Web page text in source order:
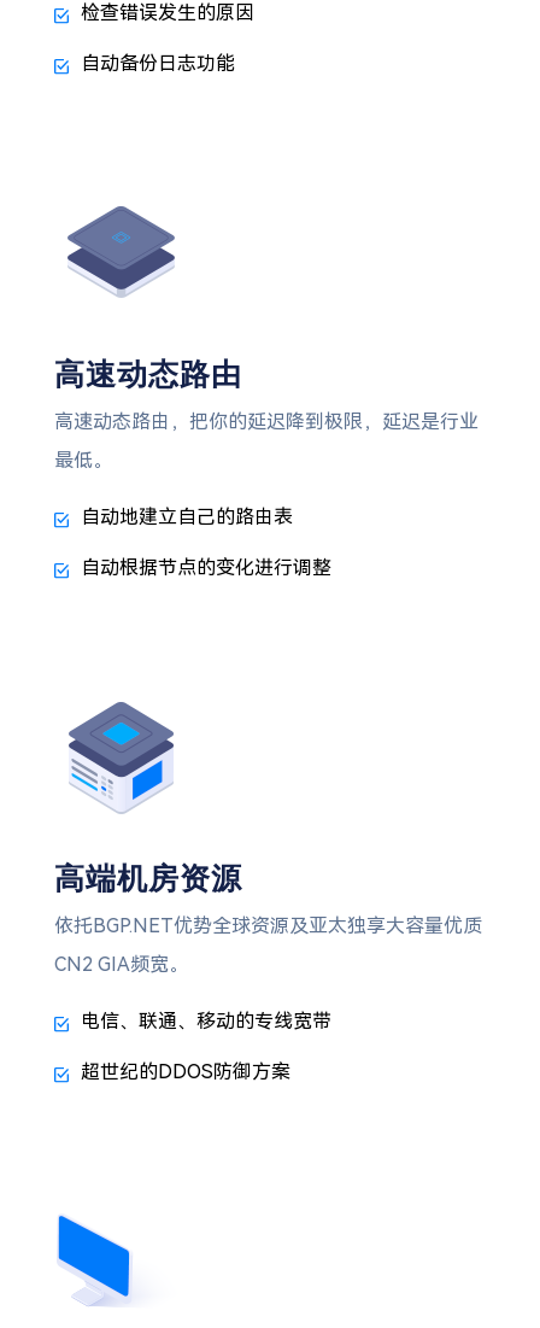
检查错误发生的原因
自动备份日志功能
高速动态路由
高速动态路由，把你的延迟降到极限，延迟是行业
最低。
自动地建立自己的路由表
自动根据节点的变化进行调整
高端机房资源
依托BGP.NET优势全球资源及亚太独享大容量优质
CN2 GIA频宽。
电信、联通、移动的专线宽带
超世纪的DDOS防御方案